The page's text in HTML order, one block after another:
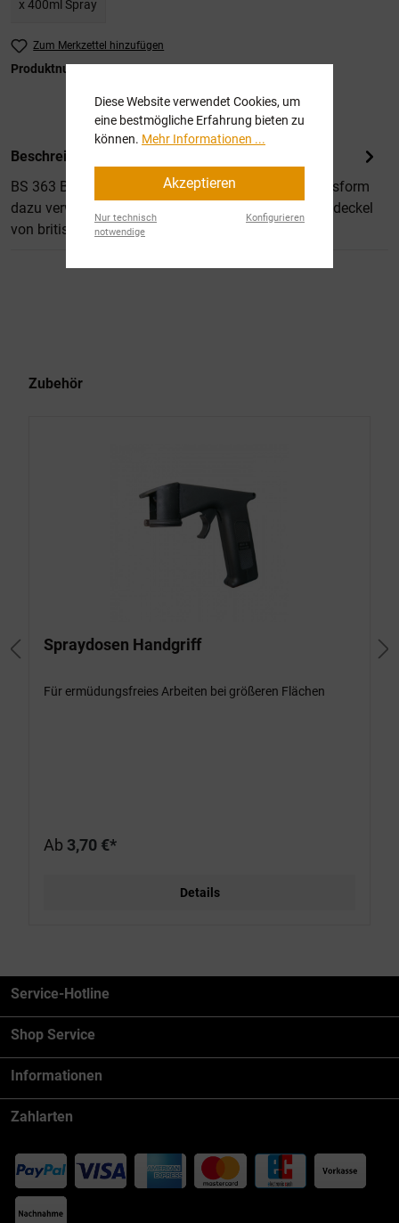
x 400ml Spray
Zum Merkzettel hinzufügen
Produktnummer:SW13116
Beschreibung
BS 363 Bold Yellow wird in glänzender Erscheinungsform
dazu verwendet sämtliche Schmierstellen und Tankdeckel
von britischen…Mehr
Produktgalerie überspringen
Zubehör
Spraydosen Handgriff
Für ermüdungsfreies Arbeiten bei größeren Flächen
Ab 3,70 €*
Details
Service-Hotline
Shop Service
Informationen
Zahlarten
Diese Website verwendet Cookies, um
eine bestmögliche Erfahrung bieten zu
können. Mehr Informationen ...
Akzeptieren
Nur technisch
notwendige
Konfigurieren